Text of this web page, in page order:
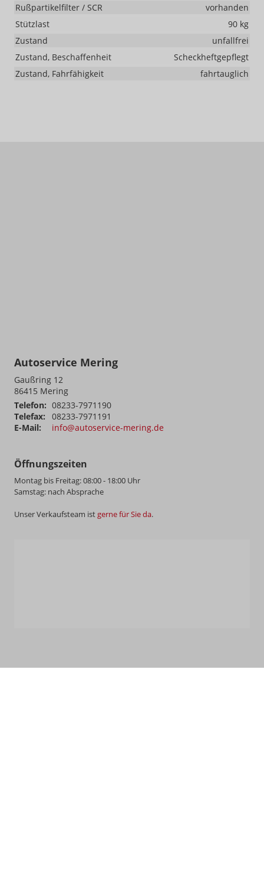
Rußpartikelfilter / SCR
vorhanden
Stützlast
90 kg
Zustand
unfallfrei
Zustand, Beschaffenheit
Scheckheftgepflegt
Zustand, Fahrfähigkeit
fahrtauglich
Autoservice Mering
Gaußring 12
86415 Mering
Telefon: 08233-7971190
Telefax:
08233-7971191
E-Mail:
info@autoservice-mering.de
Öffnungszeiten
Montag bis Freitag: 08:00 - 18:00 Uhr
Samstag: nach Absprache
Unser Verkaufsteam ist gerne für Sie da.